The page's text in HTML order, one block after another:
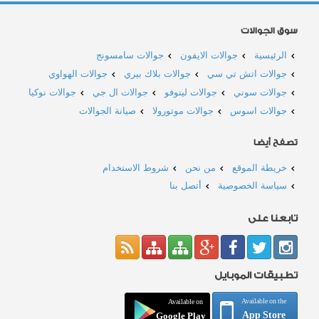
سوق الجوالات
الرئيسية جوالات الايفون
جوالات سامسونج
جوالات اتش تي سي
جوالات بلاك بيري
جوالات الهواوي
جوالات سوني
جوالات لينوفو جوالات ال جي
جوالات نوكيا
جوالات اسوس
جوالات موتورولا صيانة الجوالات
تصفح أيضا
خريطة الموقع من نحن
شروط الاستخدام
سياسة الخصوصية
أتصل بنا
تابعنا على
تطبيقات الموبايل
Available on the
App Store
Available on
Google Play